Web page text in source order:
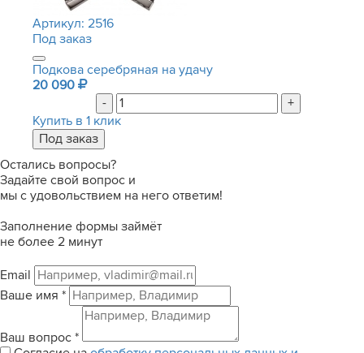
Артикул: 2516
Под заказ
Подкова серебряная на удачу
20 090
-
+
Купить в 1 клик
Остались вопросы?
Задайте свой вопрос и
мы с удовольствием на него ответим!
Заполнение формы займёт
не более 2 минут
Email
Ваше имя *
Ваш вопрос *